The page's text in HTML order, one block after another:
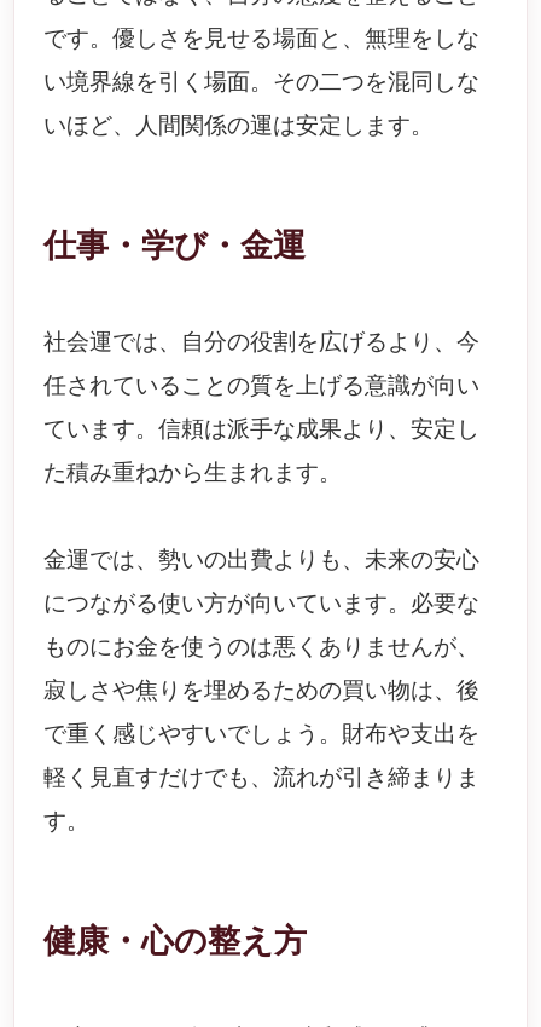
です。優しさを見せる場面と、無理をしな
い境界線を引く場面。その二つを混同しな
いほど、人間関係の運は安定します。
仕事・学び・金運
社会運では、自分の役割を広げるより、今
任されていることの質を上げる意識が向い
ています。信頼は派手な成果より、安定し
た積み重ねから生まれます。
金運では、勢いの出費よりも、未来の安心
につながる使い方が向いています。必要な
ものにお金を使うのは悪くありませんが、
寂しさや焦りを埋めるための買い物は、後
で重く感じやすいでしょう。財布や支出を
軽く見直すだけでも、流れが引き締まりま
す。
健康・心の整え方